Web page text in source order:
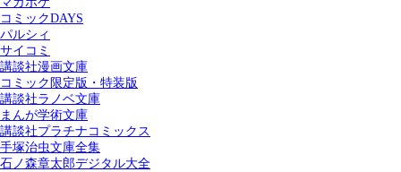
コミックDAYS
パルシィ
サイコミ
講談社漫画文庫
コミック限定版・特装版
講談社ラノベ文庫
まんが学術文庫
講談社プラチナコミックス
手塚治虫文庫全集
石ノ森章太郎デジタル大全
カテゴリー：
すべての記事